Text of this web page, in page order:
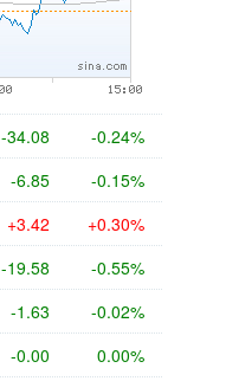
-34.08 -0.24%
-6.85 -0.15%
+3.42 +0.30%
-19.58 -0.55%
-1.63 -0.02%
-0.00 0.00%